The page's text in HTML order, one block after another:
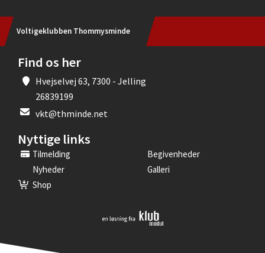
Voltigeklubben Thommysminde
Find os her
Hvejselvej 63, 7300 - Jelling
26839199
vkt@thminde.net
Nyttige links
Tilmelding
Begivenheder
Nyheder
Galleri
Shop